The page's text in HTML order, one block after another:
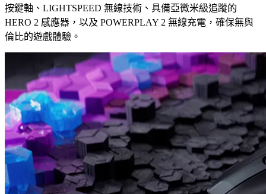
按鍵軸、LIGHTSPEED 無線技術、具備亞微米級追蹤的
HERO 2 感應器，以及 POWERPLAY 2 無線充電，確保無與
倫比的遊戲體驗。